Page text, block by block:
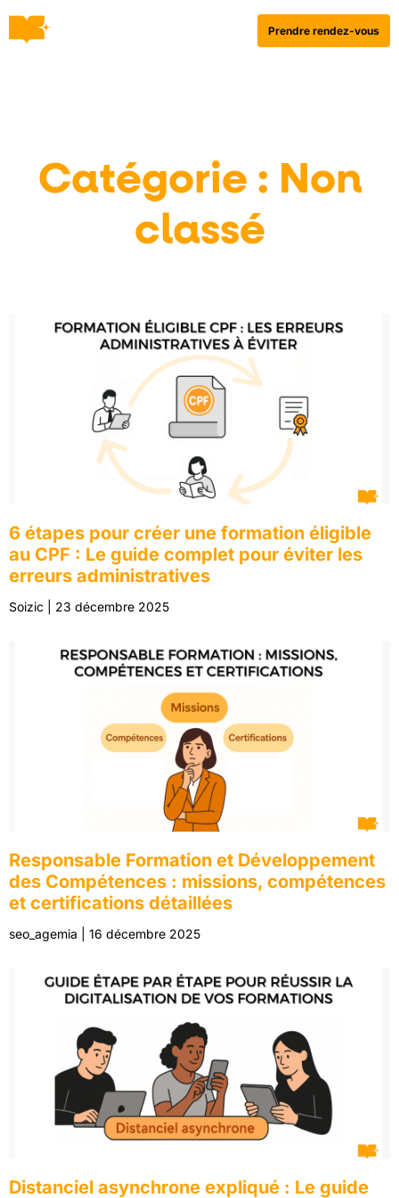
Prendre rendez-vous
Catégorie : Non
classé
6 étapes pour créer une formation éligible
au CPF : Le guide complet pour éviter les
erreurs administratives
Soizic 23 décembre 2025
Responsable Formation et Développement
des Compétences : missions, compétences
et certifications détaillées
seo_agemia 16 décembre 2025
Distanciel asynchrone expliqué : Le guide